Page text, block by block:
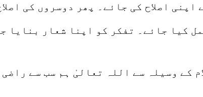
اصلاح کی جائے۔ پھر دوسروں کی
کیا جائے۔ تفکر کو اپنا شعار بنایا
کے وسیلہ سے اللہ تعالیٰ ہم سب سے